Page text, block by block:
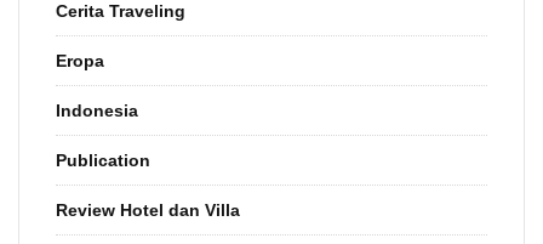
Cerita Traveling
Eropa
Indonesia
Publication
Review Hotel dan Villa